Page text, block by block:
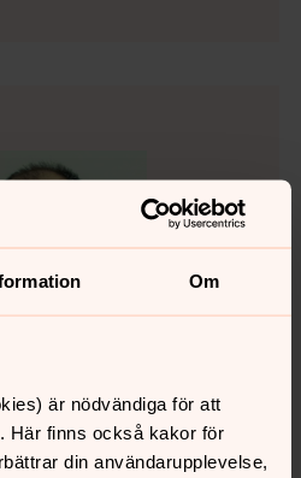
Om
är nödvändiga för att
Här finns också kakor för
din användarupplevelse,